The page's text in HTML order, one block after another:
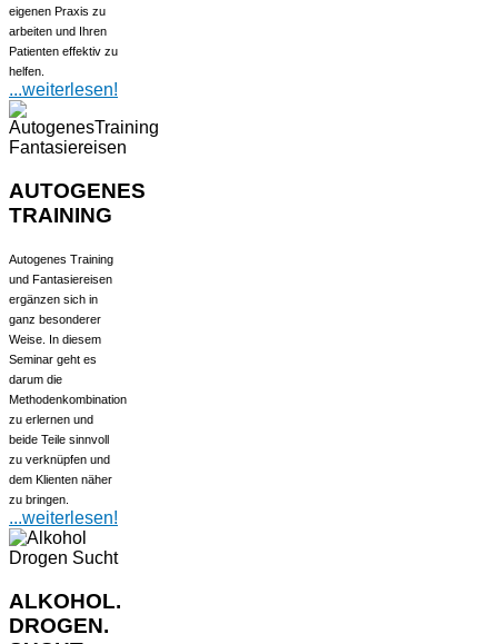
eigenen Praxis zu
arbeiten und Ihren
Patienten effektiv zu
helfen.
...weiterlesen!
AUTOGENES
TRAINING
Autogenes Training
und Fantasiereisen
ergänzen sich in
ganz besonderer
Weise. In diesem
Seminar geht es
darum die
Methodenkombination
zu erlernen und
beide Teile sinnvoll
zu verknüpfen und
dem Klienten näher
zu bringen.
...weiterlesen!
ALKOHOL.
DROGEN.